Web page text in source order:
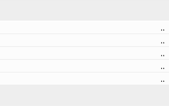
..
..
..
..
..